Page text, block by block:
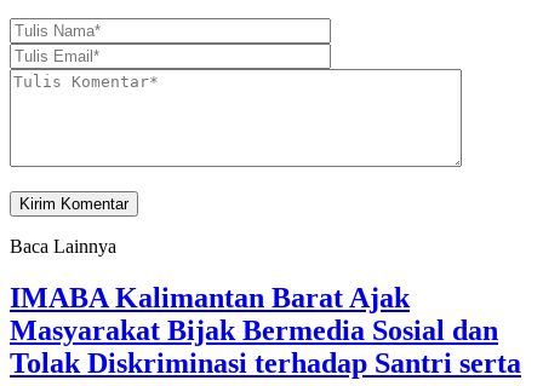
Baca Lainnya
IMABA Kalimantan Barat Ajak
Masyarakat Bijak Bermedia Sosial dan
Tolak Diskriminasi terhadap Santri serta